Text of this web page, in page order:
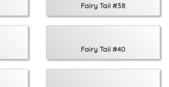
Fairy Tail #38
Fairy Tail #40